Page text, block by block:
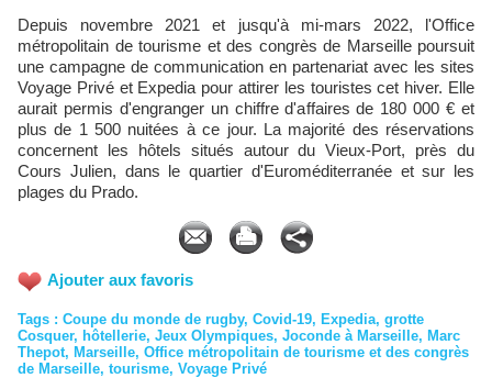
Depuis novembre 2021 et jusqu'à mi-mars 2022, l'Office
métropolitain de tourisme et des congrès de Marseille poursuit
une campagne de communication en partenariat avec les sites
Voyage Privé et Expedia pour attirer les touristes cet hiver. Elle
aurait permis d'engranger un chiffre d'affaires de 180 000 € et
plus de 1 500 nuitées à ce jour. La majorité des réservations
concernent les hôtels situés autour du Vieux-Port, près du
Cours Julien, dans le quartier d'Euroméditerranée et sur les
plages du Prado.
Ajouter aux favoris
Tags : Coupe du monde de rugby, Covid-19, Expedia, grotte
Cosquer, hôtellerie, Jeux Olympiques, Joconde à Marseille, Marc
Thepot, Marseille, Office métropolitain de tourisme et des congrès
de Marseille, tourisme, Voyage Privé